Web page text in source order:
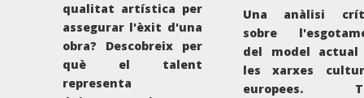
qualitat artística per
assegurar l'èxit d'una
obra? Descobreix per
què el talent
representa
Una anàlisi
sobre
del model actual
les xarxes
europees.